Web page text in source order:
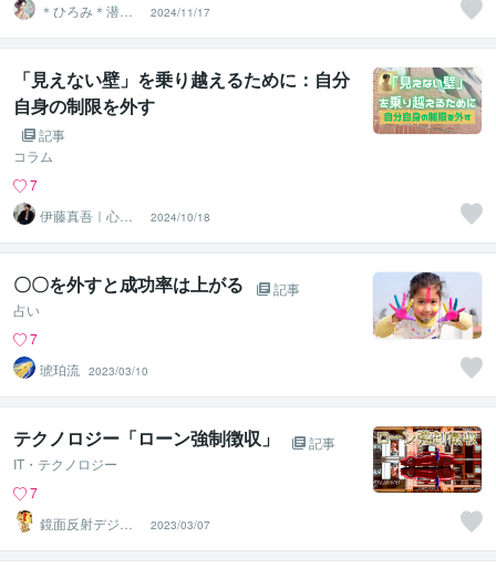
＊ひろみ＊潜在
意識覚醒カウン
セラー
2024/11/17
「見えない壁」を乗り越えるために：自分
自身の制限を外す
記事
コラム
7
伊藤真吾｜心理
カウンセラー
2024/10/18
〇〇を外すと成功率は上がる
記事
占い
7
琥珀流 2023/03/10
テクノロジー「ローン強制徴収」
記事
IT・テクノロジー
7
鏡面反射デジタ
ルアート製作所
（鈴木穣）
2023/03/07